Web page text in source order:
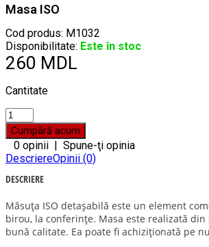
Masa ISO
Cod produs: M1032
Disponibilitate: Este în stoc
260 MDL
Cantitate
0 opinii | Spune-ţi opinia
DescriereOpinii (0)
DESCRIERE
Măsuța ISO detașabilă este un element
birou, la conferințe. Masa este realizată din
bună calitate. Ea poate fi achiziționată pe